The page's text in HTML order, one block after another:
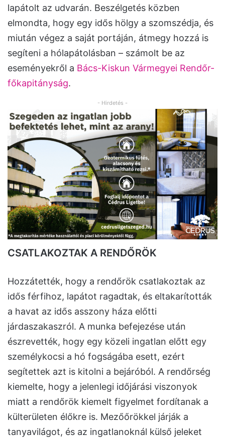
lapátolt az udvarán. Beszélgetés közben
elmondta, hogy egy idős hölgy a szomszédja, és
miután végez a saját portáján, átmegy hozzá is
segíteni a hólapátolásban – számolt be az
eseményekről a Bács-Kiskun Vármegyei Rendőr-
főkapitányság.
- Hirdetés -
CSATLAKOZTAK A RENDŐRÖK
Hozzátették, hogy a rendőrök csatlakoztak az
idős férfihoz, lapátot ragadtak, és eltakarították
a havat az idős asszony háza előtti
járdaszakaszról. A munka befejezése után
észrevették, hogy egy közeli ingatlan előtt egy
személykocsi a hó fogságába esett, ezért
segítettek azt is kitolni a bejáróból. A rendőrség
kiemelte, hogy a jelenlegi időjárási viszonyok
miatt a rendőrök kiemelt figyelmet fordítanak a
külterületen élőkre is. Mezőőrökkel járják a
tanyavilágot, és az ingatlanoknál külső jeleket